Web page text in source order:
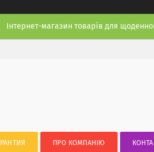
Інтернет-магазин товарів для
ПРО КОМПАНІЮ